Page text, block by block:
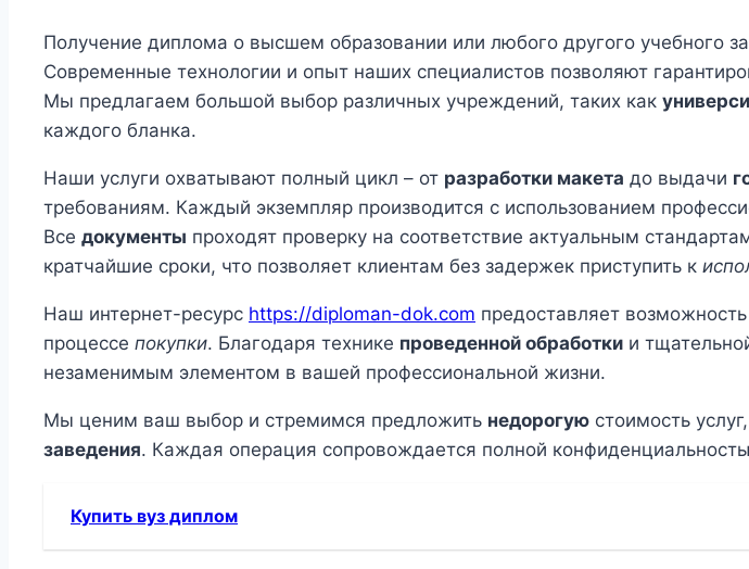
Получение диплома о высшем образовании или любого другого учебного
Современные технологии и опыт наших специалистов позволяют
Мы предлагаем большой выбор различных учреждений, таких как
каждого бланка.
Наши услуги охватывают полный цикл – от разработки макета до выдачи
требованиям. Каждый экземпляр производится с использованием
Все документы проходят проверку на соответствие актуальным
кратчайшие сроки, что позволяет клиентам без задержек приступить к
Наш интернет-ресурс https://diploman-dok.com предоставляет
процессе покупки. Благодаря технике проведенной обработки и
незаменимым элементом в вашей профессиональной жизни.
Мы ценим ваш выбор и стремимся предложить недорогую стоимость
заведения. Каждая операция сопровождается полной
Купить вуз диплом